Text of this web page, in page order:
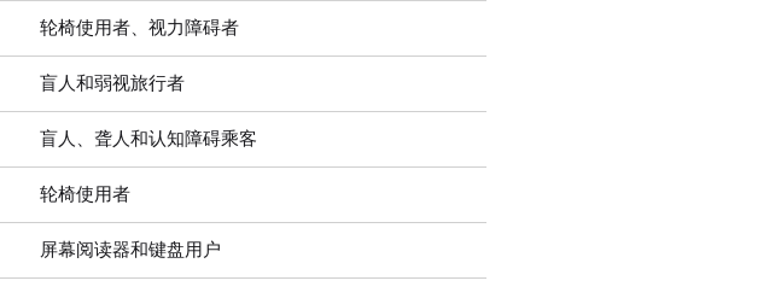
轮椅使用者、视力障碍者
盲人和弱视旅行者
盲人、聋人和认知障碍乘客
轮椅使用者
屏幕阅读器和键盘用户